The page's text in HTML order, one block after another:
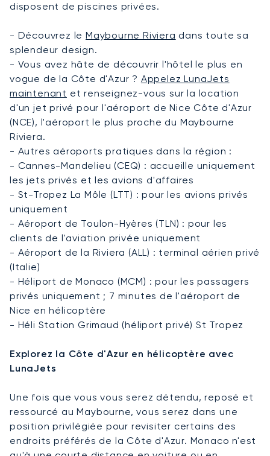
disposent de piscines privées.
- Découvrez leMaybourne Riviera dans toute sa
splendeur design.
- Vous avez hâte de découvrir l'hôtel le plus en
vogue de la Côte d'Azur ? Appelez LunaJets
maintenant et renseignez-vous sur la location
d'un jet privé pour l'aéroport de Nice Côte d'Azur
(NCE), l'aéroport le plus proche du Maybourne
Riviera.
- Autres aéroports pratiques dans la région :
- Cannes-Mandelieu (CEQ) : accueille uniquement
les jets privés et les avions d'affaires
- St-Tropez La Môle (LTT) : pour les avions privés
uniquement
- Aéroport de Toulon-Hyères (TLN) : pour les
clients de l'aviation privée uniquement
- Aéroport de la Riviera (ALL) : terminal aérien privé
(Italie)
- Héliport de Monaco (MCM) : pour les passagers
privés uniquement ; 7 minutes de l'aéroport de
Nice en hélicoptère
- Héli Station Grimaud (héliport privé) St Tropez
Explorez la Côte d'Azur en hélicoptère avec
LunaJets
Une fois que vous vous serez détendu, reposé et
ressourcé au Maybourne, vous serez dans une
position privilégiée pour revisiter certains des
endroits préférés de la Côte d'Azur. Monaco n'est